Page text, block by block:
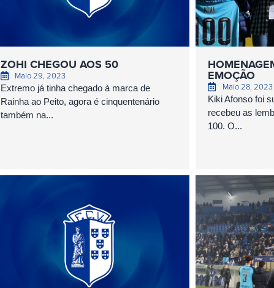
ZOHI CHEGOU AOS 50
Maio 29, 2023
Extremo já tinha chegado à marca de
Rainha ao Peito, agora é cinquentenário
também na...
EMOÇÃO
Maio 28, 2023
Kiki Afonso foi
recebeu as
100. O...